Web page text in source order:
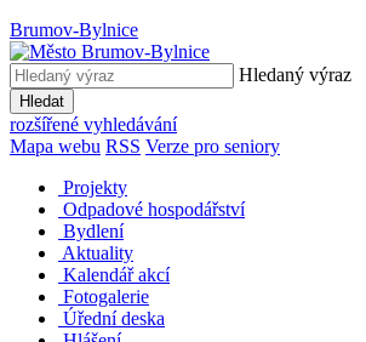
Brumov-Bylnice
Hledaný výraz
Hledat
rozšířené vyhledávání
Mapa webu RSS Verze pro seniory
Projekty
Odpadové hospodářství
Bydlení
Aktuality
Kalendář akcí
Fotogalerie
Úřední deska